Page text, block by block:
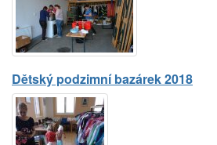
Dětský podzimní bazárek 2018